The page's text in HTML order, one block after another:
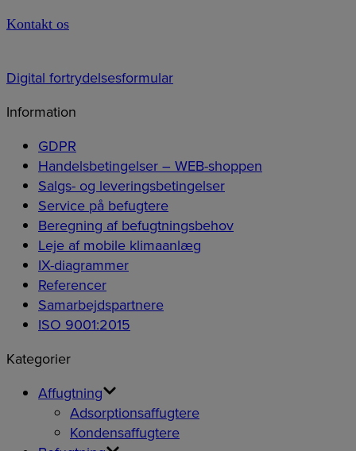
Kontakt os
Digital fortrydelsesformular
Information
GDPR
Handelsbetingelser – WEB-shoppen
Salgs- og leveringsbetingelser
Service på befugtere
Beregning af befugtningsbehov
Leje af mobile klimaanlæg
IX-diagrammer
Referencer
Samarbejdspartnere
ISO 9001:2015
Kategorier
Affugtning
Adsorptionsaffugtere
Kondensaffugtere